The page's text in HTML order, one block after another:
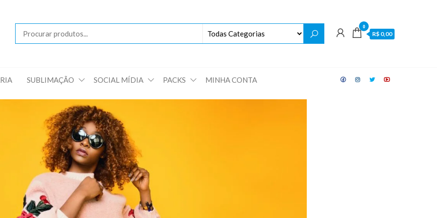
das
Artes
0
R$ 0,00
SUBLIMAÇÃO SOCIAL MÍDIA PACKS MINHA CONTA